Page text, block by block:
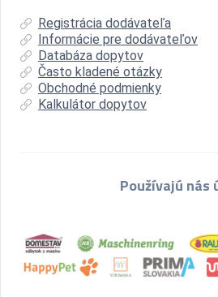
Registrácia dodávateľa
Informácie pre dodávateľov
Databáza dopytov
Často kladené otázky
Obchodné podmienky
Kalkulátor dopytov
Používajú nás